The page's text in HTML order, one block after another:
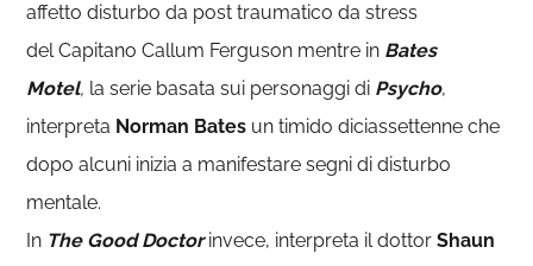
affetto disturbo da post traumatico da stress
del Capitano Callum Ferguson mentre in Bates
Motel, la serie basata sui personaggi di Psycho,
interpreta Norman Bates un timido diciassettenne che
dopo alcuni inizia a manifestare segni di disturbo
mentale.
In The Good Doctor invece, interpreta il dottorShaun